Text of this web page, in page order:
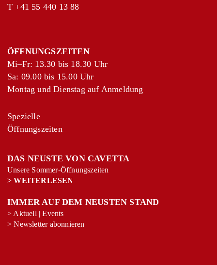
+−
T +41 55 440 13 88
ÖFFNUNGSZEITEN
Mi–Fr: 13.30 bis 18.30 Uhr
Sa: 09.00 bis 15.00 Uhr
Montag und Dienstag auf Anmeldung
Spezielle
Öffnungszeiten
DAS NEUSTE VON CAVETTA
Unsere Sommer-Öffnungszeiten
>WEITERLESEN
IMMER AUF DEM NEUSTEN STAND
> Aktuell |Events
>Newsletter abonnieren